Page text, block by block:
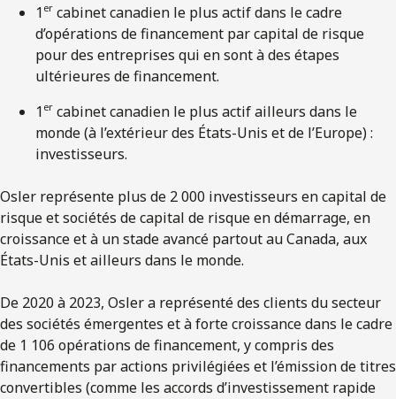
1 er cabinet canadien le plus actif dans le cadre
d’opérations de financement par capital de risque
pour des entreprises qui en sont à des étapes
ultérieures de financement.
1 er cabinet canadien le plus actif ailleurs dans le
monde (à l’extérieur des États-Unis et de l’Europe) :
investisseurs.
Osler représente plus de 2 000 investisseurs en capital de
risque et sociétés de capital de risque en démarrage, en
croissance et à un stade avancé partout au Canada, aux
États-Unis et ailleurs dans le monde.
De 2020 à 2023, Osler a représenté des clients du secteur
des sociétés émergentes et à forte croissance dans le cadre
de 1 106 opérations de financement, y compris des
financements par actions privilégiées et l’émission de titres
convertibles (comme les accords d’investissement rapide